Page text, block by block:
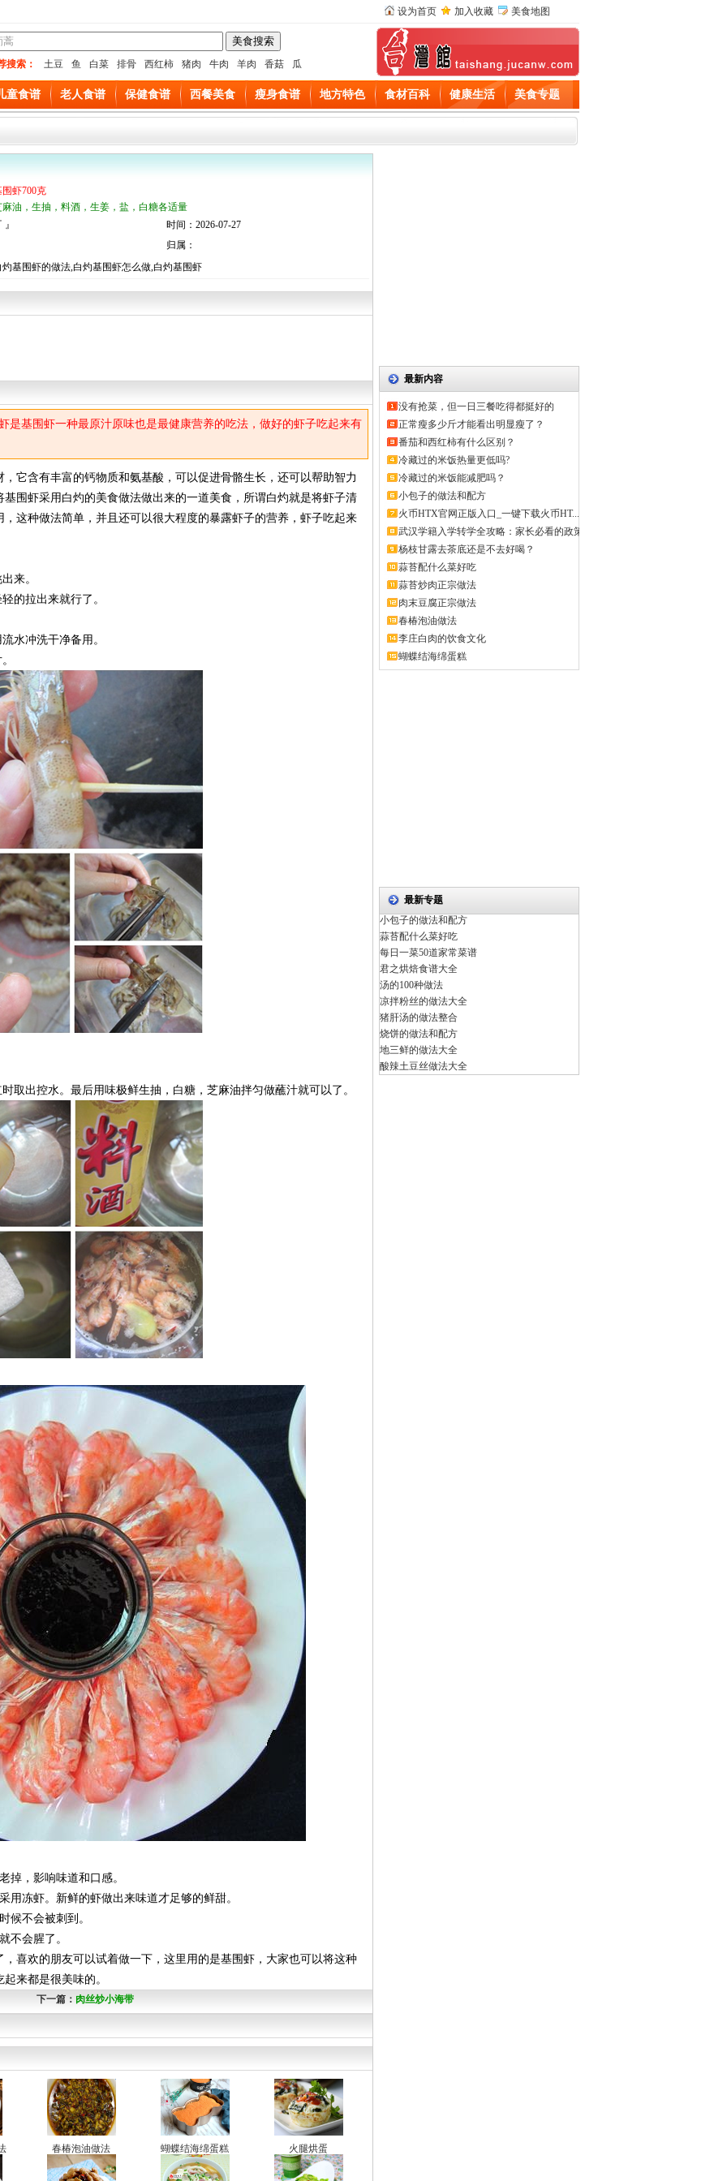
设为首页 加入收藏 美食地图
搜索： 土豆 鱼 白菜 排骨 西红柿 猪肉 牛肉 羊肉 香菇 瓜
童食谱 老人食谱 保健食谱 西餐美食 瘦身食谱 地方特色 食材百科 健康生活 美食专题
围虾700克
麻油，生抽，料酒，生姜，盐，白糖各适量
时间：2026-07-27
归属：
基围虾的做法,白灼基围虾怎么做,白灼基围虾
是基围虾一种最原汁原味也是最健康营养的吃法，做好的虾子吃起来有
含有丰富的钙物质和氨基酸，可以促进骨骼生长，还可以帮助智力
围虾采用白灼的美食做法做出来的一道美食，所谓白灼就是将虾子清
这种做法简单，并且还可以很大程度的暴露虾子的营养，虾子吃起来
来。
拉出来就行了。
冲洗干净备用。
出控水。最后用味极鲜生抽，白糖，芝麻油拌匀做蘸汁就可以了。
，影响味道和口感。
冻虾。新鲜的虾做出来味道才足够的鲜甜。
不会被刺到。
会腥了。
欢的朋友可以试着做一下，这里用的是基围虾，大家也可以将这种
来都是很美味的。
下一篇： 肉丝炒小海带
春椿泡油做法 蝴蝶结海绵蛋糕 火腿烘蛋
最新内容
没有抢菜，但一日三餐吃得都挺好的
正常瘦多少斤才能看出明显瘦了？
番茄和西红柿有什么区别？
冷藏过的米饭热量更低吗?
冷藏过的米饭能减肥吗？
小包子的做法和配方
火币HTX官网正版入口_一键下载火币HT...
武汉学籍入学转学全攻略：家长必看的政策
解...
杨枝甘露去茶底还是不去好喝？
蒜苔配什么菜好吃
蒜苔炒肉正宗做法
肉末豆腐正宗做法
春椿泡油做法
李庄白肉的饮食文化
蝴蝶结海绵蛋糕
最新专题
小包子的做法和配方
蒜苔配什么菜好吃
每日一菜50道家常菜谱
君之烘焙食谱大全
汤的100种做法
凉拌粉丝的做法大全
猪肝汤的做法整合
烧饼的做法和配方
地三鲜的做法大全
酸辣土豆丝做法大全